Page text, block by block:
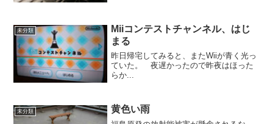
未分類
Miiコンテストチャンネル、はじ
まる
昨日帰宅してみると、またWiiが青く光っ
ていた。 夜遅かったので昨夜はほった
らか...
未分類 黄色い雨